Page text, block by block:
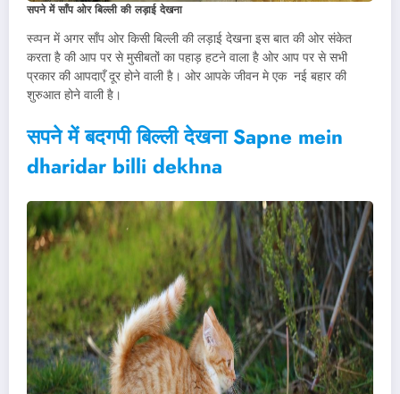
सपने में साँप ओर बिल्ली की लड़ाई देखना
स्व्पन में अगर साँप ओर किसी बिल्ली की लड़ाई देखना इस बात की ओर संकेत
करता है की आप पर से मुसीबतों का पहाड़ हटने वाला है ओर आप पर से सभी
प्रकार की आपदाएँ दूर होने वाली है। ओर आपके जीवन मे एक नई बहार की
शुरुआत होने वाली है।
सपने में बदगपी बिल्ली देखना Sapne mein
dharidar billi dekhna